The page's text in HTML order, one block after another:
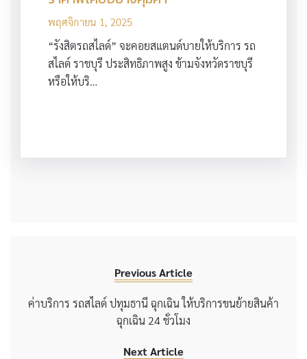
พฤศจิกายน 1, 2025
“รังสิตรถสไลด์” จะคอยสแตนด์บายให้บริการ รถ
สไลด์ ราชบุรี ประสิทธิภาพสูง ข้ามจังหวัดราชบุรี
หรือให้บริ…
Previous Article
ค่าบริการ รถสไลด์ ปทุมธานี ฉุกเฉิน ให้บริการขนย้ายสินค้า
ฉุกเฉิน 24 ชั่วโมง
Next Article